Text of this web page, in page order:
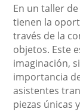
En un taller
tienen la
través de la
objetos. Este
imaginación,
importancia
asistentes
piezas únicas